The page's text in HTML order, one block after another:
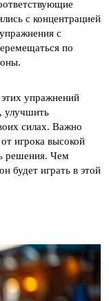
с концентрацией
с
по
упражнений
улучшить
силах. Важно
игрока высокой
решения. Чем
будет играть в этой